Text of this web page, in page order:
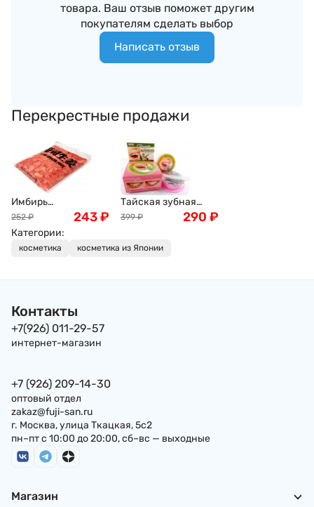
товара. Ваш отзыв поможет другим
покупателям сделать выбор
Написать отзыв
Перекрестные продажи
Имбирь
маринованный,
розовый, 1кг
252 ₽ 243₽
Тайская зубная
паста Herbal Clove
399 ₽ 290 ₽
Категории:
косметика косметика из Японии
Контакты
+7(926) 011-29-57
интернет-магазин
+7 (926) 209-14-30
оптовый отдел
zakaz@fuji-san.ru
г. Москва, улица Ткацкая, 5с2
пн–пт с 10:00 до 20:00, сб–вс — выходные
Магазин